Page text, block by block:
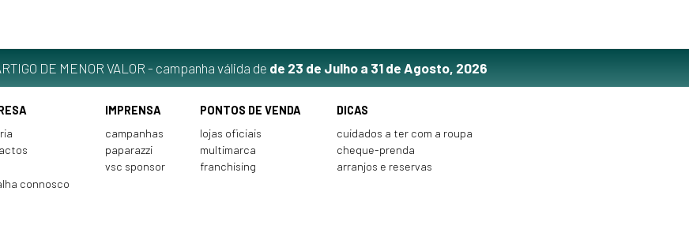
DE MENOR VALOR - campanha válida de de 23 de Julho a 31 de Agosto, 2026
connosco
IMPRENSA
campanhas
paparazzi
vsc sponsor
PONTOS DE VENDA
lojas oficiais
multimarca
franchising
DICAS
cuidados a ter com a roupa
cheque-prenda
arranjos e reservas